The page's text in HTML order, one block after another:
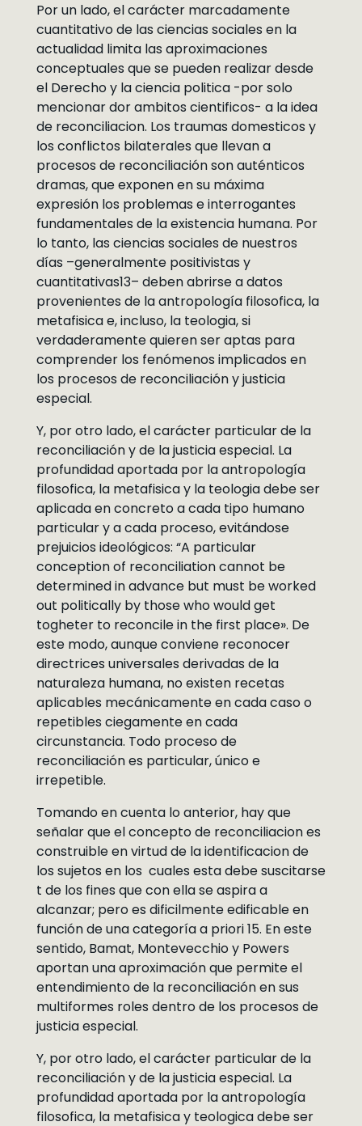
Por un lado, el carácter marcadamente
cuantitativo de las ciencias sociales en la
actualidad limita las aproximaciones
conceptuales que se pueden realizar desde
el Derecho y la ciencia politica -por solo
mencionar dor ambitos cientificos- a la idea
de reconciliacion. Los traumas domesticos y
los conflictos bilaterales que llevan a
procesos de reconciliación son auténticos
dramas, que exponen en su máxima
expresión los problemas e interrogantes
fundamentales de la existencia humana. Por
lo tanto, las ciencias sociales de nuestros
días –generalmente positivistas y
cuantitativas13– deben abrirse a datos
provenientes de la antropología filosofica, la
metafisica e, incluso, la teologia, si
verdaderamente quieren ser aptas para
comprender los fenómenos implicados en
los procesos de reconciliación y justicia
especial.
Y, por otro lado, el carácter particular de la
reconciliación y de la justicia especial. La
profundidad aportada por la antropología
filosofica, la metafisica y la teologia debe ser
aplicada en concreto a cada tipo humano
particular y a cada proceso, evitándose
prejuicios ideológicos: “A particular
conception of reconciliation cannot be
determined in advance but must be worked
out politically by those who would get
togheter to reconcile in the first place». De
este modo, aunque conviene reconocer
directrices universales derivadas de la
naturaleza humana, no existen recetas
aplicables mecánicamente en cada caso o
repetibles ciegamente en cada
circunstancia. Todo proceso de
reconciliación es particular, único e
irrepetible.
Tomando en cuenta lo anterior, hay que
señalar que el concepto de reconciliacion es
construible en virtud de la identificacion de
los sujetos en los cuales esta debe suscitarse
t de los fines que con ella se aspira a
alcanzar; pero es dificilmente edificable en
función de una categoría a priori 15. En este
sentido, Bamat, Montevecchio y Powers
aportan una aproximación que permite el
entendimiento de la reconciliación en sus
multiformes roles dentro de los procesos de
justicia especial.
Y, por otro lado, el carácter particular de la
reconciliación y de la justicia especial. La
profundidad aportada por la antropología
filosofica, la metafisica y teologica debe ser